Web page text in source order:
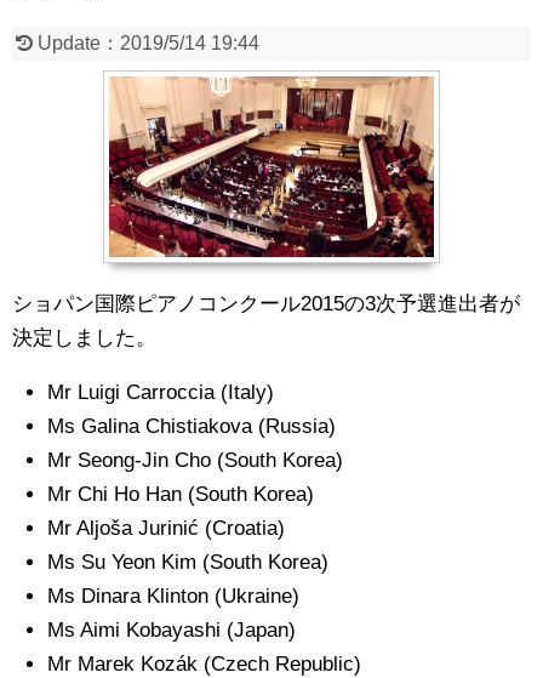
Update： 2019/5/14 19:44
ショパン国際ピアノコンクール2015の3次予選進出者が
決定しました。
Mr Luigi Carroccia (Italy)
Ms Galina Chistiakova (Russia)
Mr Seong-Jin Cho (South Korea)
Mr Chi Ho Han (South Korea)
Mr Aljoša Jurinić (Croatia)
Ms Su Yeon Kim (South Korea)
Ms Dinara Klinton (Ukraine)
Ms Aimi Kobayashi (Japan)
Mr Marek Kozák (Czech Republic)